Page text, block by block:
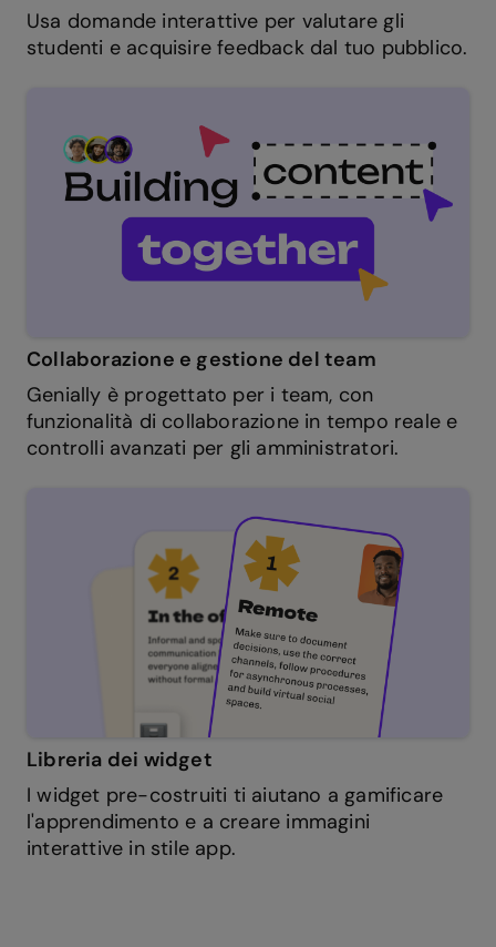
Usa domande interattive per valutare gli
studenti e acquisire feedback dal tuo pubblico.
Collaborazione e gestione del team
Genially è progettato per i team, con
funzionalità di collaborazione in tempo reale e
controlli avanzati per gli amministratori.
Libreria dei widget
I widget pre-costruiti ti aiutano a gamificare
l'apprendimento e a creare immagini
interattive in stile app.